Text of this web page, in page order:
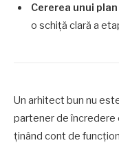
Cererea unui
o schiță clară a
Un arhitect bun nu
partener de încredere
ținând cont de